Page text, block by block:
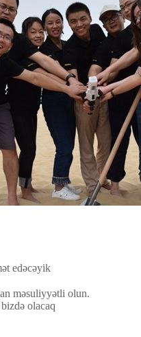
edəcəyik
məsuliyyətli olun.
olacaq